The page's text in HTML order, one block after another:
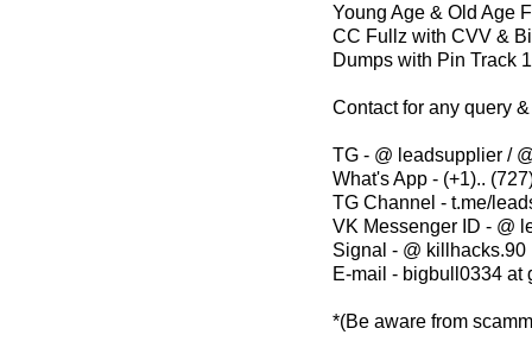
Young Age & Old Age
CC Fullz with CVV &
Dumps with Pin Track
Contact for any query
TG - @ leadsupplier /
What's App - (+1)..
TG Channel - t.me/
VK Messenger ID - @
Signal - @ killhacks.90
E-mail - bigbull0334 at
*(Be aware from